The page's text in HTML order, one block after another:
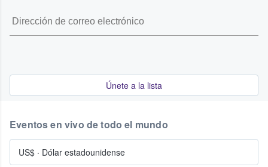
Únete a la lista
Eventos en vivo de todo el mundo
US$ · Dólar estadounidense